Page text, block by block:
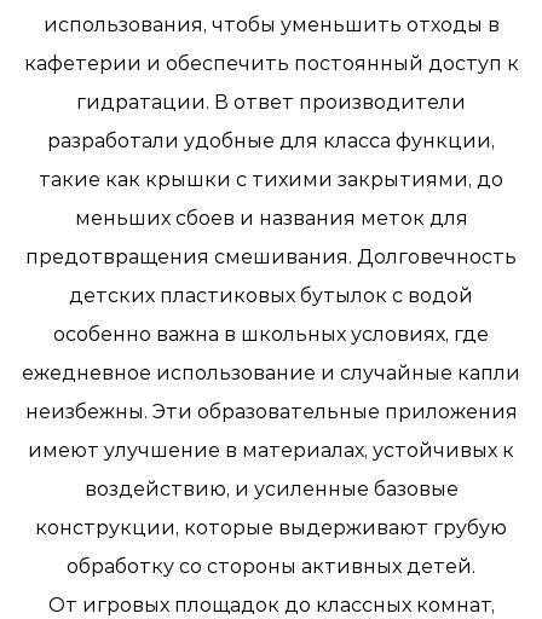
использования, чтобы уменьшить отходы в
кафетерии и обеспечить постоянный доступ к
гидратации. В ответ производители
разработали удобные для класса функции,
такие как крышки с тихими закрытиями, до
меньших сбоев и названия меток для
предотвращения смешивания. Долговечность
детских пластиковых бутылок с водой
особенно важна в школьных условиях, где
ежедневное использование и случайные капли
неизбежны. Эти образовательные приложения
имеют улучшение в материалах, устойчивых к
воздействию, и усиленные базовые
конструкции, которые выдерживают грубую
обработку со стороны активных детей.
От игровых площадок до классных комнат,